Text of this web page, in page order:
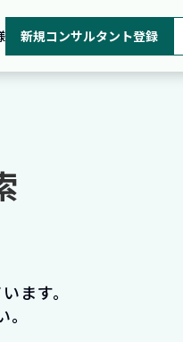
新規コンサルタント登録
ます。